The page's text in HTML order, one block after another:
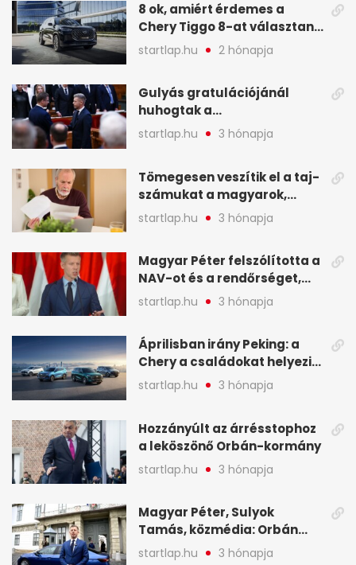
8 ok, amiért érdemes a
Chery Tiggo 8-at választani!
(X)
startlap.hu 2 hónapja
Gulyás gratulációjánál
huhogtak a
leghangosabban, miután
Magyart miniszterelnökké
legfontosabb hírei
képekben
startlap.hu 3 hónapja
Tömegesen veszítik el a taj-
számukat a magyarok,
sokak ellen eljárást indít a
NAV - A hét hírei képekben
startlap.hu 3 hónapja
Magyar Péter felszólította a
NAV-ot és a rendőrséget,
tartóztassák le a NER-es
oligarchákat - A hét
startlap.hu 3 hónapja
Áprilisban irány Peking: a
Chery a családokat helyezi
globális mobilitási
programja középpontjába
startlap.hu 3 hónapja
Hozzányúlt az árrésstophoz
a leköszönő Orbán-kormány
startlap.hu 3 hónapja
Magyar Péter, Sulyok
Tamás, közmédia: Orbán
Viktor április 13. óta hallgat,
startlap.hu 3 hónapja